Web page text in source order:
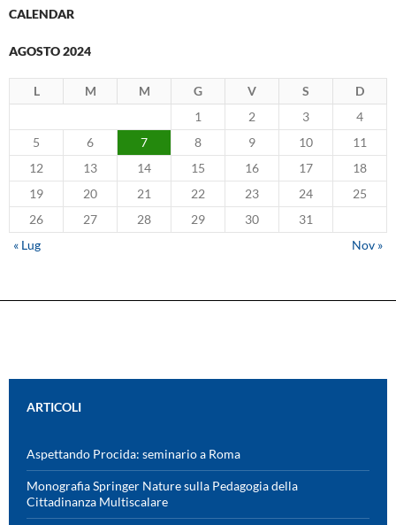
CALENDAR
AGOSTO 2024
L M M G V S
D
1
2 3
4
5
6 7 8 9 10
11
12
13 14 15 16 17
18
19
20 21 22 23 24
25
26
27 28 29 30
31
« Lug
Nov »
ARTICOLI
Aspettando Procida: seminario a Roma
Monografia Springer Nature sulla Pedagogia della
Cittadinanza Multiscalare